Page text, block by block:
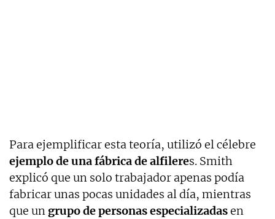
Para ejemplificar esta teoría, utilizó el célebre
ejemplo de una fábrica de alfileres. Smith
explicó que un solo trabajador apenas podía
fabricar unas pocas unidades al día, mientras
que un grupo de personas especializadasen